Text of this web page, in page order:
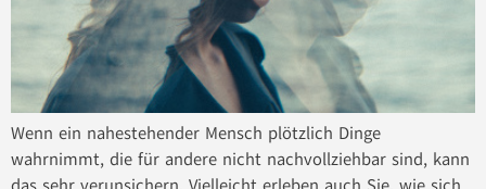
Wenn ein nahestehender Mensch plötzlich Dinge
wahrnimmt, die für andere nicht nachvollziehbar sind, kann